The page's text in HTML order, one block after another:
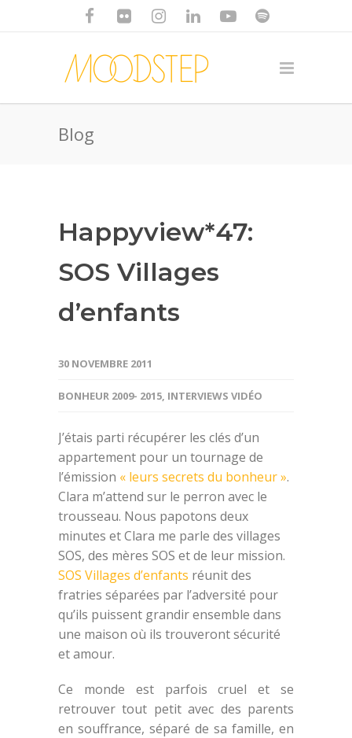
Blog
Happyview*47:
SOS Villages
d’enfants
30 NOVEMBRE 2011
BONHEUR 2009- 2015, INTERVIEWS VIDÉO
J’étais parti récupérer les clés d’un
appartement pour un tournage de
l’émission « leurs secrets du bonheur ».
Clara m’attend sur le perron avec le
trousseau. Nous papotons deux
minutes et Clara me parle des villages
SOS, des mères SOS et de leur mission.
SOS Villages d’enfants réunit des
fratries séparées par l’adversité pour
qu’ils puissent grandir ensemble dans
une maison où ils trouveront sécurité
et amour.
Ce monde est parfois cruel et se
retrouver tout petit avec des parents
en souffrance, séparé de sa famille, en